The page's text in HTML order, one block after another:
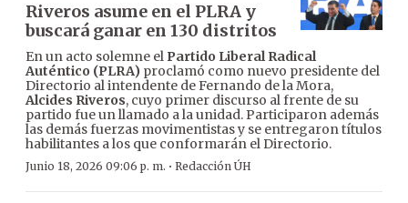
Riveros asume en el PLRA y
buscará ganar en 130 distritos
En un acto solemne el Partido Liberal Radical
Auténtico (PLRA) proclamó como nuevo presidente del
Directorio al intendente de Fernando de la Mora,
Alcides Riveros, cuyo primer discurso al frente de su
partido fue un llamado a la unidad. Participaron además
las demás fuerzas movimentistas y se entregaron títulos
habilitantes a los que conformarán el Directorio.
Junio 18, 2026 09:06 p. m. · Redacción ÚH